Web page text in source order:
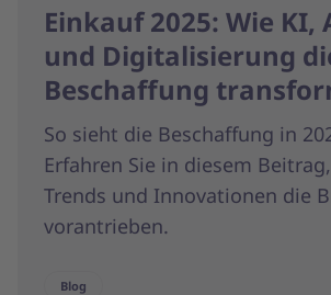
Einkauf 2025: Wie KI,
und Digitalisierung
Beschaffung
So sieht die Beschaffung in
Erfahren Sie in diesem
Trends und Innovationen die
vorantrieben.
Blog